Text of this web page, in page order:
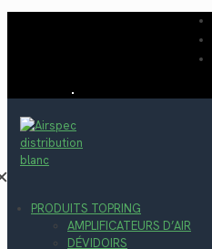
PRODUITS TOPRING
AMPLIFICATEURS D’AIR
DÉVIDOIRS